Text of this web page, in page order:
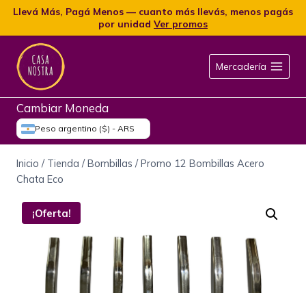
Llevá Más, Pagá Menos — cuanto más llevás, menos pagás
por unidad Ver promos
Mercadería
Cambiar Moneda
Peso argentino ($) - ARS
Inicio / Tienda / Bombillas / Promo 12 Bombillas Acero
Chata Eco
¡Oferta!